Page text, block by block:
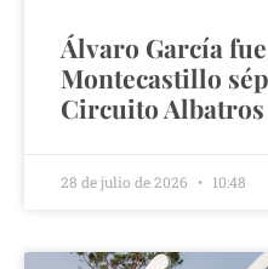
Álvaro García
Montecastillo
Circuito Albatros
28 de julio de 2026 10:48